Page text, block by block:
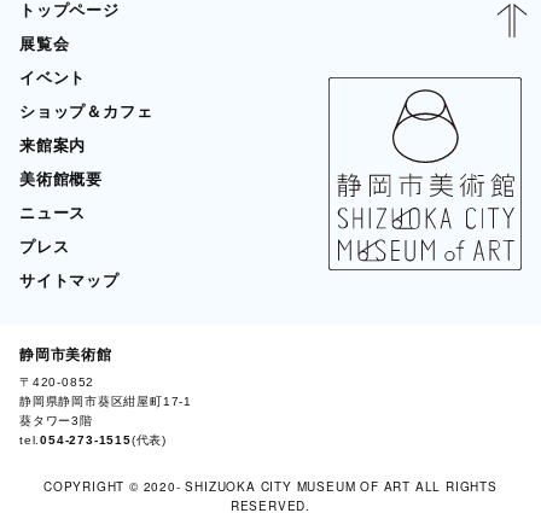
トップページ
展覧会
イベント
ショップ＆カフェ
来館案内
美術館概要
ニュース
プレス
サイトマップ
静岡市美術館
〒420-0852
静岡県静岡市葵区紺屋町17-1
葵タワー3階
tel.054-273-1515(代表)
COPYRIGHT © 2020- SHIZUOKA CITY MUSEUM OF ART ALL RIGHTS
RESERVED.